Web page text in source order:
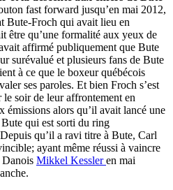
fast forward jusqu’en mai 2012,
Bute-Froch qui avait lieu en
être qu’une formalité aux yeux de
affirmé publiquement que Bute
surévalué et plusieurs fans de Bute
à ce que le boxeur québécois
ses paroles. Et bien Froch s’est
le soir de leur affrontement en
émissions alors qu’il avait lancé une
qui est sorti du ring
qu’il a ravi titre à Bute, Carl
ayant même réussi à vaincre
Danois Mikkel Kessleren mai